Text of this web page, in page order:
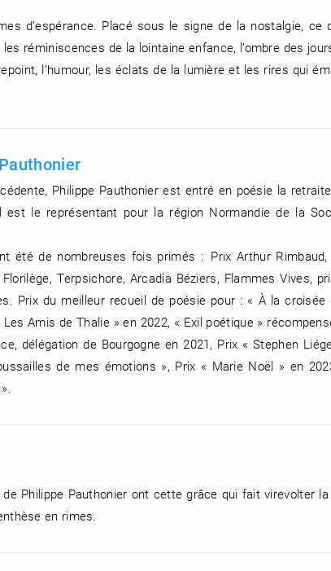
d’espérance. Placé sous le signe de la nostalgie, ce
les réminiscences de la lointaine enfance, l’ombre des
l’humour, les éclats de la lumière et les rires qui
Philippe Pauthonier est entré en poésie la
le représentant pour la région Normandie de la
été de nombreuses fois primés : Prix Arthur Rimbaud,
Terpsichore, Arcadia Béziers, Flammes Vives,
Prix du meilleur recueil de poésie pour : « À la
Amis de Thalie » en 2022, « Exil poétique »
délégation de Bourgogne en 2021, Prix « Stephen
de mes émotions », Prix « Marie Noël » en
Philippe Pauthonier ont cette grâce qui fait virevolter
en rimes.